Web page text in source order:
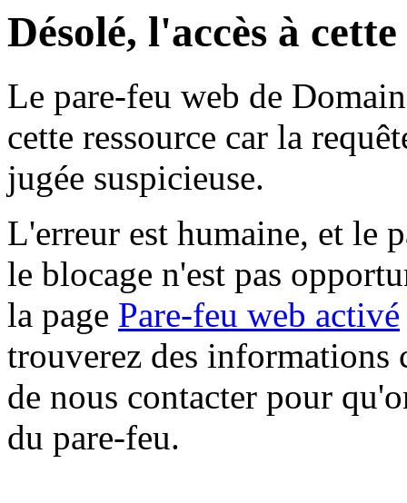
Désolé, l'accès à
Le pare-feu web de
cette ressource car la
jugée suspicieuse.
L'erreur est humaine, et le
le blocage n'est pas
la page Pare-feu web activé
trouverez des informations
de nous contacter pour
du pare-feu.